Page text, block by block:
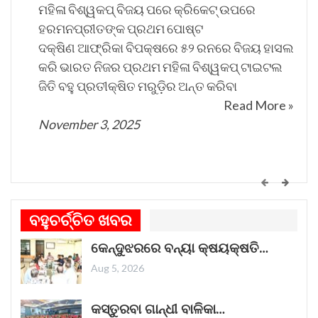
ମହିଳା ବିଶ୍ୱକପ୍ ବିଜୟ ପରେ କ୍ରିକେଟ୍ ଉପରେ
ହରମନପ୍ରୀତଙ୍କ ପ୍ରଥମ ପୋଷ୍ଟ
ଦକ୍ଷିଣ ଆଫ୍ରିକା ବିପକ୍ଷରେ ୫୨ ରନରେ ବିଜୟ ହାସଲ
କରି ଭାରତ ନିଜର ପ୍ରଥମ ମହିଳା ବିଶ୍ୱକପ୍ ଟାଇଟଲ
ଜିତି ବହୁ ପ୍ରତୀକ୍ଷିତ ମରୁଡ଼ିର ଅନ୍ତ କରିବା
Read More »
November 3, 2025
କେମିତି ଚାଲିଛି କଟକ ଐତିହାସିକ ବାଲିଯାତ୍ରା ପ୍ରସ୍ତୁତି
ଗୀତଟି କାନରେ ପଡ଼ିଲେ, ଆଖି ଆଗରେ ନାଚିଯାଏ
ଓଡ଼ିଶାର ନୌବାଣିଜ୍ୟ ପରମ୍ପରା । ଓଡ଼ିଶାର ପ୍ରାଚୀନ
ନାମ କଳିଙ୍ଗ । ପ୍ରାଚୀନ କଳିଙ୍ଗକୁ ସମୃଦ୍ଧ କରିଥିଲା
ନୌବାଣିଜ୍ୟ
ବହୁଚର୍ଚ୍ଚିତ ଖବର
କେନ୍ଦୁଝରରେ ବନ୍ୟା କ୍ଷୟକ୍ଷତି…
Aug 5, 2026
କସ୍ତୁରବା ଗାନ୍ଧୀ ବାଳିକା…